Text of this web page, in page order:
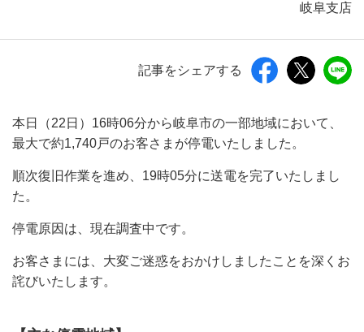
岐阜支店
記事をシェアする
本日（22日）16時06分から岐阜市の一部地域において、
最大で約1,740戸のお客さまが停電いたしました。
順次復旧作業を進め、19時05分に送電を完了いたしまし
た。
停電原因は、現在調査中です。
お客さまには、大変ご迷惑をおかけしましたことを深くお
詫びいたします。